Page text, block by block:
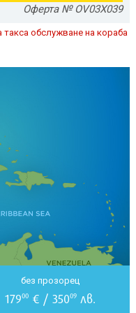
Оферта № OV03X039
обслужване на кораба
без прозорец
17900€ / 35009лв.